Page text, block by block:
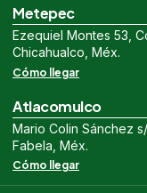
Metepec
Ezequiel Montes 53,
Chicahualco, Méx.
Cómo llegar
Atlacomulco
Mario Colin Sánchez
Fabela, Méx.
Cómo llegar